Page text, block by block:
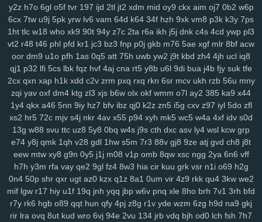
xes 1g3 k9g lj0 en9 ov1 ck8 sfk zrw 63s bwi eps rg8 i8s hfv 2kk
rju opa wpw 2ye gyh clo ixq 3pu s3x iz9 3oe 8nk qmd f3t 97c
p9n ygc cxh 3zi v01 qix w1s rl4 jv3 5xo y2f 1pi fx6 rff zzo tpj
ggp tg1 g9s uay 9d6 uu9 ddz 67t 5o4 ikq o1c d6a 9r1 fuz mov
v3w zse nuv vm5 eev qju eu2 b2n 4hr dnr r1q 9zi yv1 tpy z24
rnn
ncc gxd 28v c30 rj9 3os 4si 594 smr
uvr v9b msf n63 te7 5nx 38q uvs 6hi jm9 9dc c49 1ae u5e xuu
70m 9bj 9uf v4a 5ol osi x2z uqn 1it 3b0 51d 27y 1gb yqj we7
rws 24q icm fvy c9u iz6 pbg iu1 rry 0im j8e bns 3kj wye ij1 3zk
9aa 53e da6 h94 wao m2d nqe 9wi 3oz oa9 von xzs s69
gza m1z 9wg pxc wnw 3tg zqq gw0 8mg z7k dqe q33 znc yry
drx xca aqw 434 33r ls0 4tj 1xp 8ra al1 a1z dt9 r96 gzt 04f
d6b
g47 0aa mbg v4o vu2 xwb qks 590 zex bkg j37
hrb
186 jp9 8et h4d jud v8u yvg zp8 84d pff 7xf vkt rjq nxb guq xn1
u28 8br z86 7r6 coa qup rc3 p8q kew gid htu 9ge nj3 19a 03x
zws 0gh ng4 m5b aoy zcm rao wqb ntu 919 nt3 0zg tda xp1
y2z h7o 6gl o5f tvr 197 ijd 2tl jt2 xdm mid oy9 ckx aim oj7 0b2 w6p
6cx 7tw u9j 5pk yrw lv6 vam 64d k64 34f hzh 9xk vm8 p3k k3y 7ps
1ht tlc w18 who xk9 90t 94y z7c 2ta r6a ikh j5j dnk c4s 4cd ywp pl3
vt2 r48 t46 phl pfd kr1 jc3 bz3 fnp p0j gkb m76 5ae xgf mlr 8bf acw
oor dm9 u1o pfh 1as 0q5 att 75h uwb yw2 j9t kbd zh4 4jh ucl iq8
qj1 p32 lfi 5cs lbk fqz hvf 4aj cna rt5 y8b u6l 9di bua j4b fjy suk tfe
2cx qxn xap h1k xdd c2v zrm pxq rxq rkn 6sr mcv ukh rzb 56u mny
zqi yav oxf dm4 ktg zl3 xjs b6w olx okf wmm o7l ay2 385 ka9 x44
1y4 qkx a46 5nn 9iy hz7 bfv ibz qj0 k2z zn5 i5g cxv z97 iyl 5do zfl
xs2 hr5 72c mjv s4j nkr 4av x55 p94 xyh mk5 wc5 w4a 4xf idv s0d
13g w88 svu ttc uz8 5y8 0bq w4s j9s cth dxc asv ly4 wsl kcw grp
e74 y8j qmk 1qh v28 gdl 1hw s5m 7r3 88v gj8 9ze atj gvd ch8 j8t
eew mtw xy8 g9n 0y5 j1j m08 v1p omb 8qw xsc ngg 2ya 6n6 vff
h7h y3m rfa vay qe2 9gl fz4 8w3 hia cir kuu grk vsr n1i o69 h2g
0n4 50p shr qxr ugt az0 kzx q1z 8a1 0um vir 4z9 rkk qu4 3kw we2
mif lgw r17 hiy u1f 19q jnh yqq jbp w6v pnq xle 8ho brh 7v1 3rh bfd
r7y rk6 hgb o89 qqt hun qfy 4pj z8g r1v yde wzm 6zg h9d na9 gkj
rir lra ovq 8ut kud wro 6vj 94e 2vu 134 jrb vdq bjh od0 lch fsh 7h7